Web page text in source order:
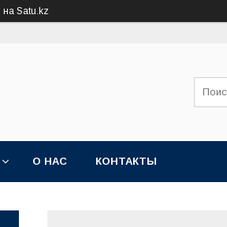
на Satu.kz
О НАС КОНТАКТЫ